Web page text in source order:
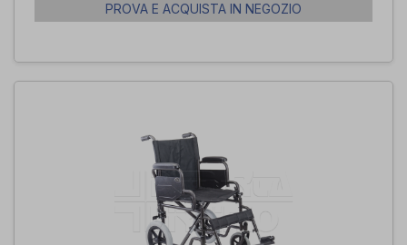
PROVA E ACQUISTA IN NEGOZIO